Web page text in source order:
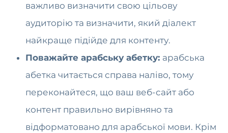
важливо визначити свою цільову
аудиторію та визначити, який діалект
найкраще підійде для контенту.
Поважайте арабську абетку: арабська
абетка читається справа наліво, тому
переконайтеся, що ваш веб-сайт або
контент правильно вирівняно та
відформатовано для арабської мови. Крім